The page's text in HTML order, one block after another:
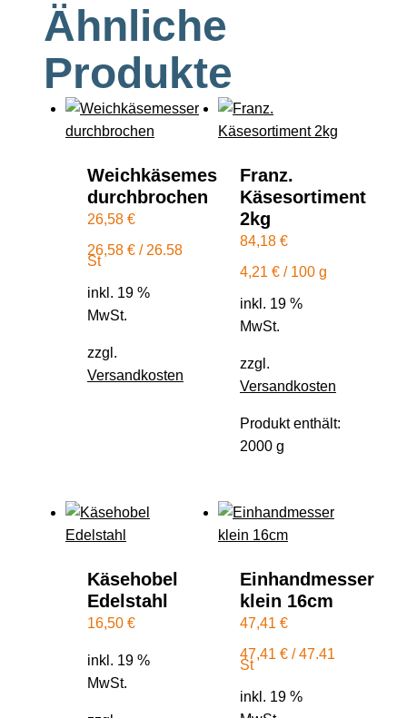
Ähnliche
Produkte
Weichkäsemesser
durchbrochen
26,58 €
26,58 € / 26.58
St
inkl. 19 %
MwSt.
zzgl.
Versandkosten
Franz.
Käsesortiment
2kg
84,18 €
4,21 € / 100 g
inkl. 19 %
MwSt.
zzgl.
Versandkosten
Produkt enthält:
2000 g
Käsehobel
Edelstahl
16,50 €
inkl. 19 %
MwSt.
Einhandmesser
klein 16cm
47,41 €
47,41 € /47.41
St
inkl. 19 %